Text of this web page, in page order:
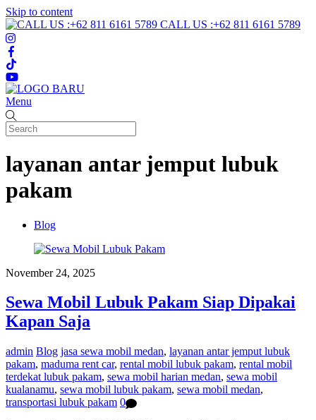
Skip to content
CALL US :+62 811 6161 5789
Menu
layanan antar jemput lubuk
pakam
Blog
November 24, 2025
Sewa Mobil Lubuk Pakam Siap Dipakai
Kapan Saja
admin Blog jasa sewa mobil medan, layanan antar jemput lubuk
pakam, maduma rent car, rental mobil lubuk pakam, rental mobil
terdekat lubuk pakam, sewa mobil harian medan, sewa mobil
kualanamu, sewa mobil lubuk pakam, sewa mobil medan,
transportasi lubuk pakam 0